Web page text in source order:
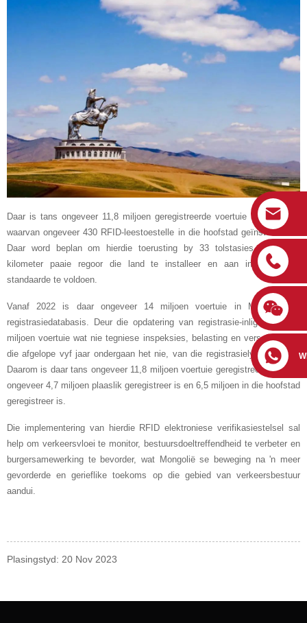
Daar is tans ongeveer 11,8 miljoen geregistreerde voertuie in Mongolië,
waarvan ongeveer 430 RFID-leestoestelle in die hoofstad geïnstalleer is.
Daar word beplan om hierdie toerusting by 33 tolstasies op 7 500
kilometer paaie regoor die land te installeer en aan internasionale
standaarde te voldoen.
Vanaf 2022 is daar ongeveer 14 miljoen voertuie in Mongolië se
registrasiedatabasis. Deur die opdatering van registrasie-inligting is 2,5
miljoen voertuie wat nie tegniese inspeksies, belasting en versekering in
die afgelope vyf jaar ondergaan het nie, van die registrasielys verwyder.
Daarom is daar tans ongeveer 11,8 miljoen voertuie geregistreer, waarvan
ongeveer 4,7 miljoen plaaslik geregistreer is en 6,5 miljoen in die hoofstad
geregistreer is.
Die implementering van hierdie RFID elektroniese verifikasiestelsel sal
help om verkeersvloei te monitor, bestuursdoeltreffendheid te verbeter en
burgersamewerking te bevorder, wat Mongolië se beweging na 'n meer
gevorderde en gerieflike toekoms op die gebied van verkeersbestuur
aandui.
Plasingstyd: 20 Nov 2023